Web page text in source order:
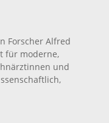
Forscher Alfred
für moderne,
und